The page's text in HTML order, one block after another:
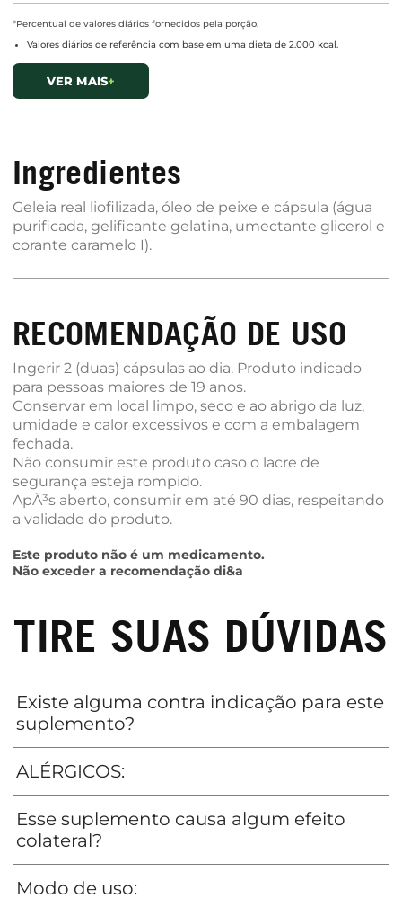
Gorduras totais (g)
1
Gorduras saturadas (g)
Gorduras trans (g)
Ômega 3 (mg)
EPA (mg)
DHA (mg)
240
Fibras alimentares (g)
0
0
10-HDA (mg)
5
*Percentual de valores diários fornecidos pela porção.
Valores diários de referência com base em uma dieta de 2.000 kcal.
VER MAIS+
Ingredientes
Geleia real liofilizada, óleo de peixe e cápsula (água
purificada, gelificante gelatina, umectante glicerol e
corante caramelo I).
RECOMENDAÇÃO DE USO
Ingerir 2 (duas) cápsulas ao dia. Produto indicado
para pessoas maiores de 19 anos.
Conservar em local limpo, seco e ao abrigo da luz,
umidade e calor excessivos e com a embalagem
fechada.
Não consumir este produto caso o lacre de
segurança esteja rompido.
ApÃ³s aberto, consumir em até 90 dias, respeitando
a validade do produto.
Este produto não é um medicamento.
Não exceder a recomendação di&a
TIRE SUAS DÚVIDAS
Existe alguma contra indicação para este
suplemento?
ALÉRGICOS:
Esse suplemento causa algum efeito
colateral?
Modo de uso: